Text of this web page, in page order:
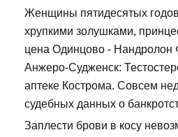
Женщины пятидесятых годов
хрупкими золушками,
цена Одинцово -
Анжеро-Судженск:
аптеке Кострома. Совсем
судебных данных о
Заплести брови в косу